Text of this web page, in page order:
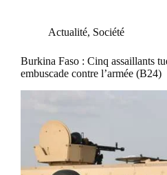
Actualité, Société
Burkina Faso : Cinq assaillants
embuscade contre l’armée (B24)